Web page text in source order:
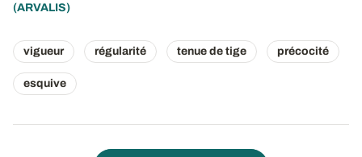
(ARVALIS)
vigueur régularité tenue de tige précocité
esquive